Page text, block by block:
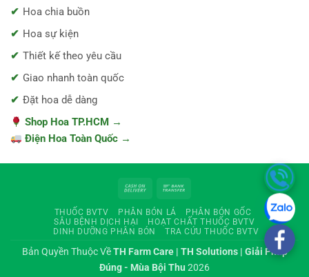
Hoa chia buồn
Hoa sự kiện
Thiết kế theo yêu cầu
Giao nhanh toàn quốc
Đặt hoa dễ dàng
Shop Hoa TP.HCM →
Điện Hoa Toàn Quốc →
Cash
Delivery
THUỐC BVTV PHÂN BÓN LÁ
PHÂN BÓN GỐC
SÂU BỆNH DỊCH HẠI
HOẠT CHẤT THUỐC BVTV
DINH DƯỠNG PHÂN BÓN
TRA CỨU THUỐC BVTV
Bản Quyền Thuộc VềTH Farm Care | TH Solutions | Giải Pháp
Đúng - Mùa Bội Thu 2026